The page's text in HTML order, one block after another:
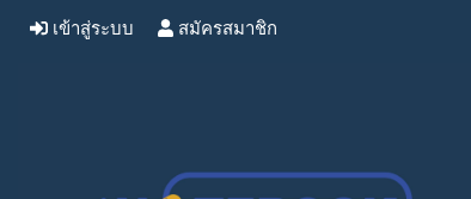
เข้าสู่ระบบ สมัครสมาชิก